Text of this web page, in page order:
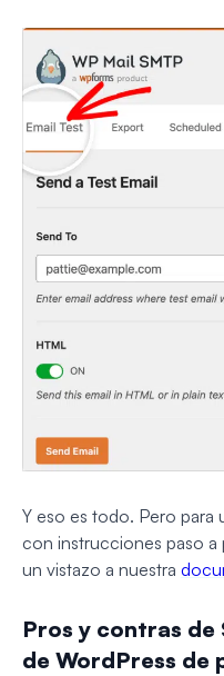
Y eso es todo. Pero para
con instrucciones paso
un vistazo a nuestra
Pros y contras de
de WordPress de